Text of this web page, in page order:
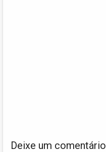
Deixe um comentário